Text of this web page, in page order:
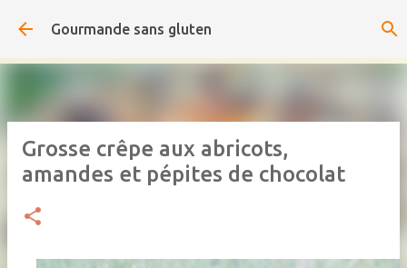
Accéder au contenu principal
Gourmande sans gluten
Grosse crêpe aux abricots,
amandes et pépites de chocolat